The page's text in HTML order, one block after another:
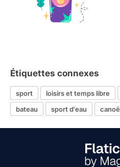
Étiquettes connexes
sport loisirs et temps libre
bateau
sport d'eau canoë